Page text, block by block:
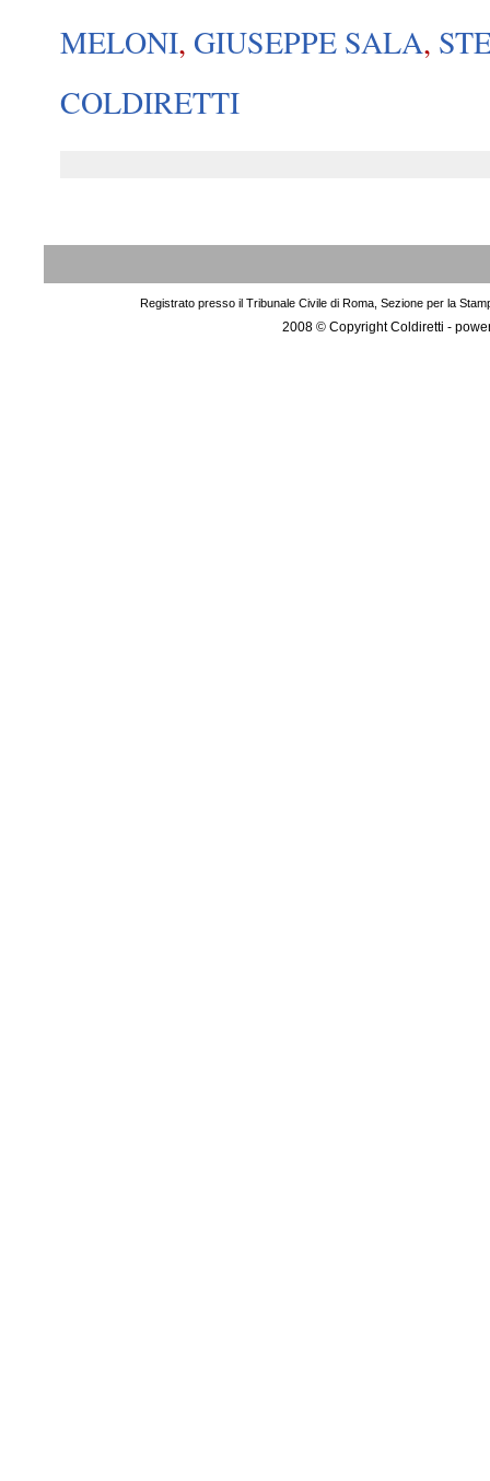
MELONI, GIUSEPPE SALA,
COLDIRETTI
Registrato presso il Tribunale Civile di Roma, Sezione per la
2008 © Copyright Coldiretti -